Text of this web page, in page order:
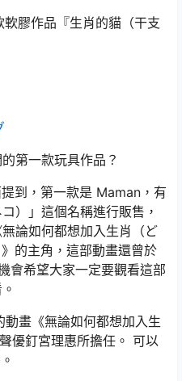
膠作品『生肖的貓（干支
第一款玩具作品？
到，第一款是 Maman，有
）」這個名稱進行販售，
論如何都想加入生肖（ど
的主角，這部動畫還曾於
會希望大家一定要觀看這部
畫《無論如何都想加入生
優釘宮理惠所擔任。 可以